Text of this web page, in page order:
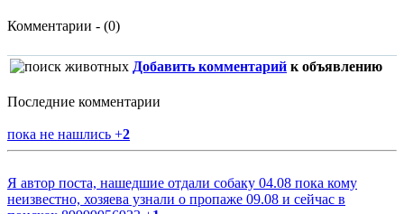
Комментарии - (0)
Добавить комментарий к объявлению
Последние комментарии
пока не нашлись +2
Я автор поста, нашедшие отдали собаку 04.08 пока кому
неизвестно, хозяева узнали о пропаже 09.08 и сейчас в